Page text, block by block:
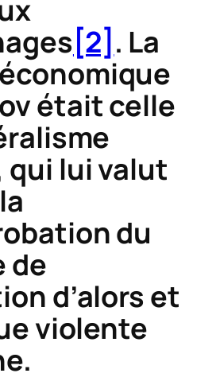
[2] . La
était celle
qui lui valut
du
de
d’alors et
violente